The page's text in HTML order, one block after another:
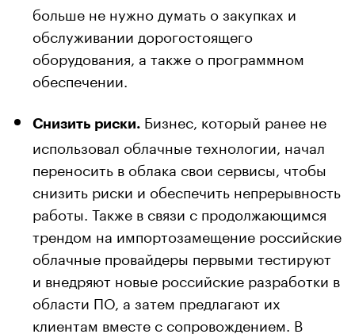
больше не нужно думать о закупках и
обслуживании дорогостоящего
оборудования, а также о программном
обеспечении.
Снизить риски. Бизнес, который ранее не
использовал облачные технологии, начал
переносить в облака свои сервисы, чтобы
снизить риски и обеспечить непрерывность
работы. Также в связи с продолжающимся
трендом на импортозамещение российские
облачные провайдеры первыми тестируют
и внедряют новые российские разработки в
области ПО, а затем предлагают их
клиентам вместе с сопровождением. В